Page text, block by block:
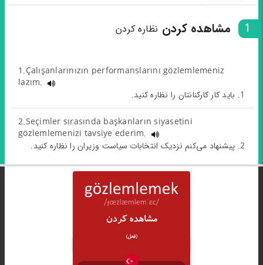
1 مشاهده کردن نظاره کردن
1.Çalışanlarınızın performanslarını gözlemlemeniz
lazım.
1. باید کار کارکنانتان را نظاره کنید.
2.Seçimler sırasında başkanların siyasetini
gözlemlemenizi tavsiye ederim.
2. پیشنهاد می‌کنم نزدیک انتخابات سیاست وزیران را نظاره کنید.